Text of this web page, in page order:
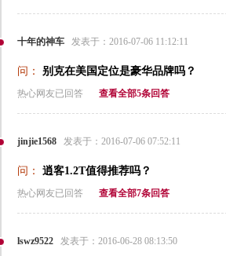
十年的神车 发表于：2016-07-06 11:12:11
问： 别克在美国定位是豪华品牌吗？
热心网友已回答 查看全部5条回答
jinjie1568 发表于：2016-07-06 07:52:11
问： 逍客1.2T值得推荐吗？
热心网友已回答 查看全部7条回答
lswz9522 发表于：2016-06-28 08:13:50